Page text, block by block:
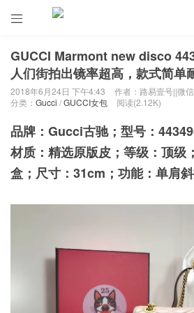

GUCCI Marmont new disco
人们街拍出镜率超高，款式简单
2018年6月24日 下午4:43
作者：路易壹号||微
分类： Gucci /GUCCI女包 阅读(2.12K)
品牌：Gucci古驰；型号：
材质：精选原版皮；等级：顶级
盒；尺寸：31cm；功能：单肩